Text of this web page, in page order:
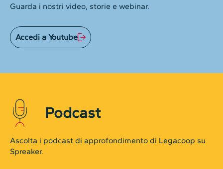
Guarda i nostri video, storie e webinar.
Accedi a Youtube
Podcast
Ascolta i podcast di approfondimento di Legacoop su
Spreaker.